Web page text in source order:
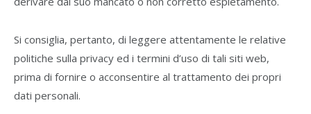
Si consiglia, pertanto, di leggere attentamente le relative
politiche sulla privacy ed i termini d’uso di tali siti web,
prima di fornire o acconsentire al trattamento dei propri
dati personali.